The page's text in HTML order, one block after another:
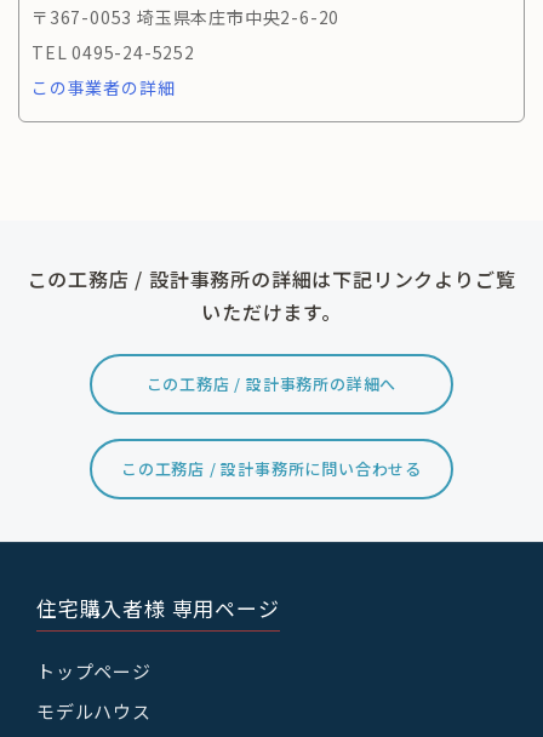
〒367-0053 埼玉県本庄市中央2-6-20
0495-24-5252
この事業者の詳細
この工務店 / 設計事務所の詳細は下記リンクよりご覧
いただけます。
この工務店 / 設計事務所の詳細へ
この工務店 / 設計事務所に問い合わせる
住宅購入者様 専用ページ
トップページ
モデルハウス